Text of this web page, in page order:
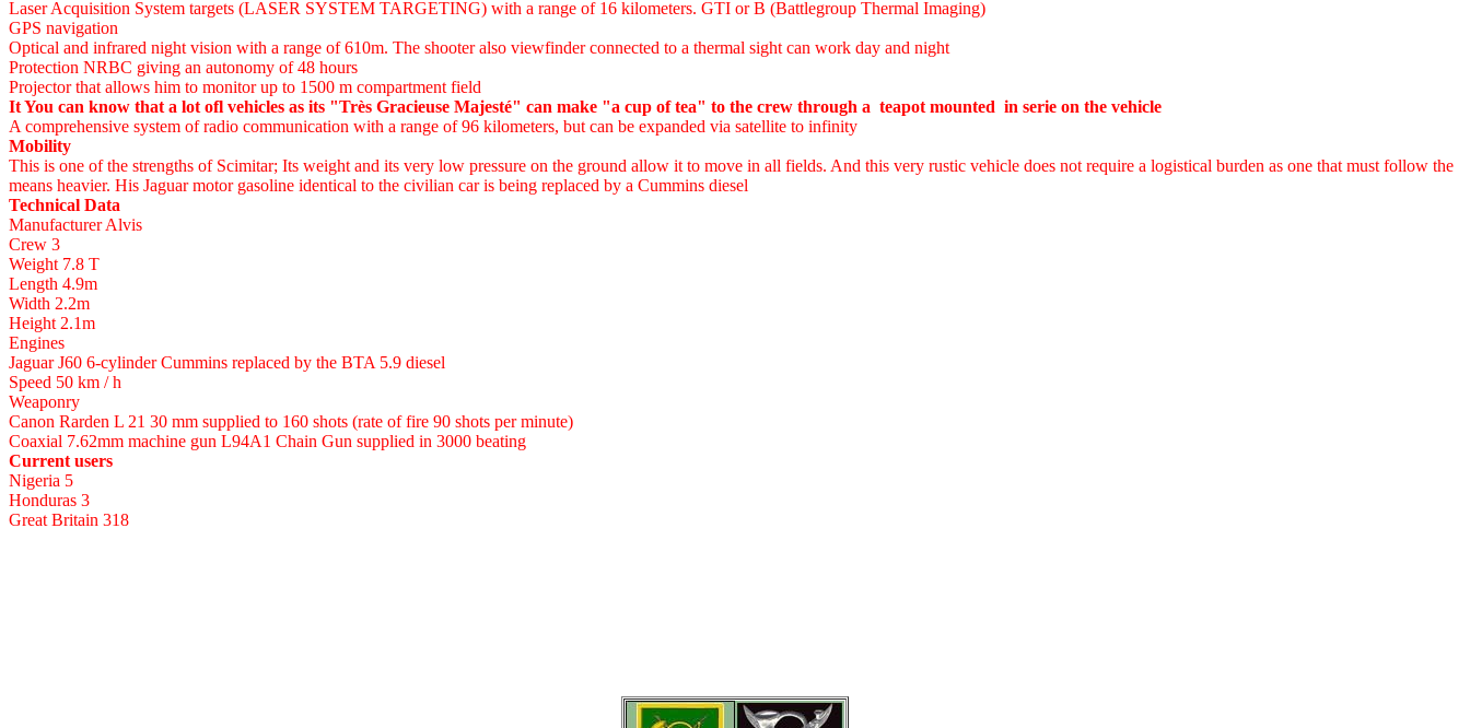
Laser Acquisition System targets (LASER SYSTEM TARGETING) with a range of 16 kilometers. GTI or B (Battlegroup Thermal Imaging)
GPS navigation
Optical and infrared night vision with a range of 610m. The shooter also viewfinder connected to a thermal sight can work day and night
Protection NRBC giving an autonomy of 48 hours
Projector that allows him to monitor up to 1500 m compartment field
It You can know that a lot ofl vehicles as its "Très Gracieuse Majesté" can make "a cup of tea" to the crew through a teapot mounted in serie on the vehicle
A comprehensive system of radio communication with a range of 96 kilometers, but can be expanded via satellite to infinity
Mobility
This is one of the strengths of Scimitar; Its weight and its very low pressure on the ground allow it to move in all fields. And this very rustic vehicle does not require a logistical burden as one that must follow the
means heavier. His Jaguar motor gasoline identical to the civilian car is being replaced by a Cummins diesel
Technical Data
Manufacturer Alvis
Crew 3
Weight 7.8 T
Length 4.9m
Width 2.2m
Height 2.1m
Engines
Jaguar J60 6-cylinder Cummins replaced by the BTA 5.9 diesel
Speed 50 km / h
Weaponry
Canon Rarden L 21 30 mm supplied to 160 shots (rate of fire 90 shots per minute)
Coaxial 7.62mm machine gun L94A1 Chain Gun supplied in 3000 beating
Current users
Nigeria 5
Honduras 3
Great Britain 318